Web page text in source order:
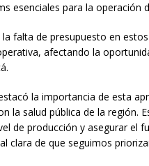
esenciales para la operación
falta de presupuesto en
afectando la
la importancia de esta
la salud pública de la región.
de producción y asegurar el
clara de que seguimos